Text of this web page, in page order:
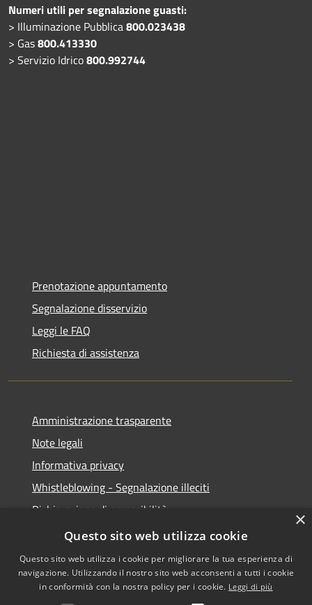
Numeri utili per segnalazione guasti:
> Illuminazione Pubblica800.023438
> Gas800.413330
> Servizio Idrico800.992744
Prenotazione appuntamento
Segnalazione disservizio
Leggi le FAQ
Richiesta di assistenza
Amministrazione trasparente
Note legali
Informativa privacy
Whistleblowing - Segnalazione illeciti
Dichiarazione di accessibilità
Obiettivi di acessibilità
Copyright © 2026 • Comune di
×
Questo sito web utilizza cookie
Questo sito web utilizza i cookie per migliorare la tua esperienza di
navigazione. Utilizzando il nostro sito web acconsenti a tutti i cookie
in conformità con la nostra policy per i cookie. Leggi di più